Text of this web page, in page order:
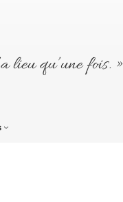
lieu qu’une fois. »